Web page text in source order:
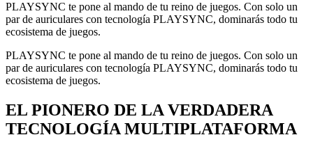
PLAYSYNC te pone al mando de tu reino de juegos. Con solo un
par de auriculares con tecnología PLAYSYNC, dominarás todo tu
ecosistema de juegos.
PLAYSYNC te pone al mando de tu reino de juegos. Con solo un
par de auriculares con tecnología PLAYSYNC, dominarás todo tu
ecosistema de juegos.
EL PIONERO DE LA VERDADERA
TECNOLOGÍA MULTIPLATAFORMA